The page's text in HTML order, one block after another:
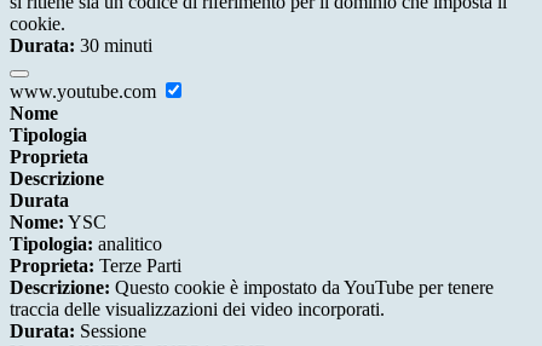
cookie.
Durata: 30 minuti
www.youtube.com
Nome
Tipologia
Proprieta
Descrizione
Durata
Nome: YSC
Tipologia: analitico
Proprieta: Terze Parti
Descrizione: Questo cookie è impostato da YouTube per tenere
traccia delle visualizzazioni dei video incorporati.
Durata: Sessione